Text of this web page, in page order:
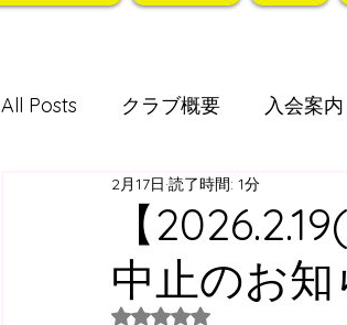
All Posts クラブ概要 入会案内
ジュニアユース ジュニア
西神スクール すずらんスク
【
中止のお知
2月17日 読了時間: 1分
5つ星のうちNaNと評価さ